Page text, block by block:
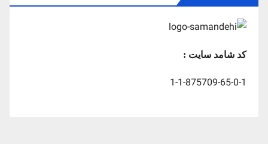
کد شامد سایت :
1-1-875709-65-0-1